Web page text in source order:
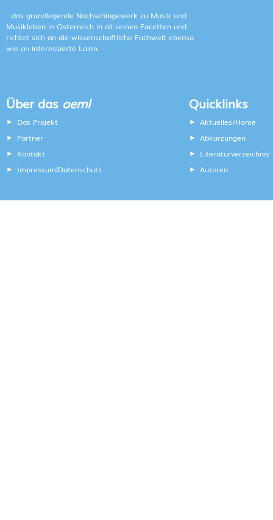
...das grundlegende Nachschlagewerk zu Musik und
Musikleben in Österreich in all seinen Facetten und
richtet sich an die wissenschaftliche Fachwelt ebenso
wie an interessierte Laien.
Über das oeml
Das Projekt
Partner
Kontakt
Impressum/Datenschutz
Quicklinks
Aktuelles/Home
Abkürzungen
Literaturverzeichnis
Autoren